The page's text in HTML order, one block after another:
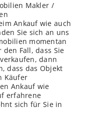
Makler /
Ankauf wie auch
Sie sich an uns
momentan
Fall, dass Sie
dann
dass das Objekt
Käufer
Ankauf wie
erfahrene
sich für Sie in